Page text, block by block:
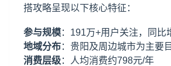
搭攻略呈现以下核心特征：
参与规模：191万+用户关注，同比
地域分布：贵阳及周边城市为主要
消费层级：人均消费约798元/年